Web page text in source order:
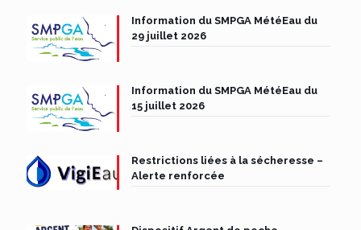
Information du SMPGA MétéEau du
29 juillet 2026
Information du SMPGA MétéEau du
15 juillet 2026
Restrictions liées à la sécheresse –
Alerte renforcée